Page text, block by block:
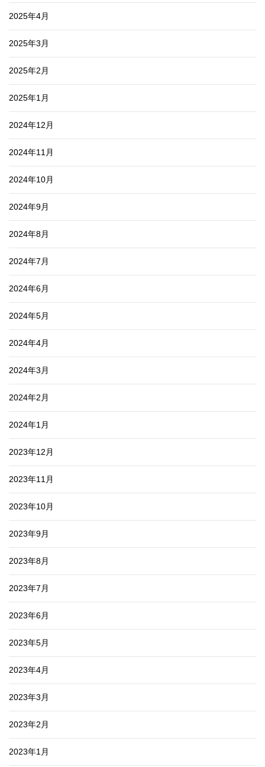
2025年4月
2025年3月
2025年2月
2025年1月
2024年12月
2024年11月
2024年10月
2024年9月
2024年8月
2024年7月
2024年6月
2024年5月
2024年4月
2024年3月
2024年2月
2024年1月
2023年12月
2023年11月
2023年10月
2023年9月
2023年8月
2023年7月
2023年6月
2023年5月
2023年4月
2023年3月
2023年2月
2023年1月